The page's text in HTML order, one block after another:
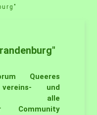
Queeres
und
alle
Community